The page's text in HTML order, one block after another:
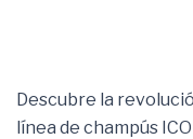
Descubre la
línea de champús